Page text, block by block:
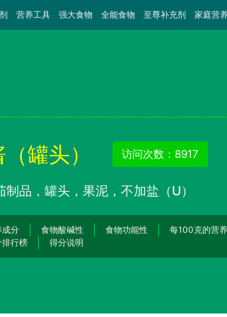
营养工具 强大食物 全能食物 至尊补充剂 家庭营
罐头） 访问次数：8917
制品，罐头，果泥，不加盐（U）
成分 食物酸碱性 食物功能性 每100克的营
排行榜
得分说明